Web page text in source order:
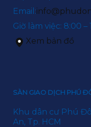
Email:
Giờ làm việc: 8:00 –
Xem bản đồ
SÀN GIAO DỊCH PHÚ
Khu dân cư Phú
An, Tp. HCM